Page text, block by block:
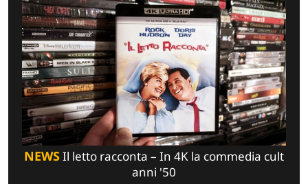
NEWSIl letto racconta – In 4K la commedia cult
anni '50